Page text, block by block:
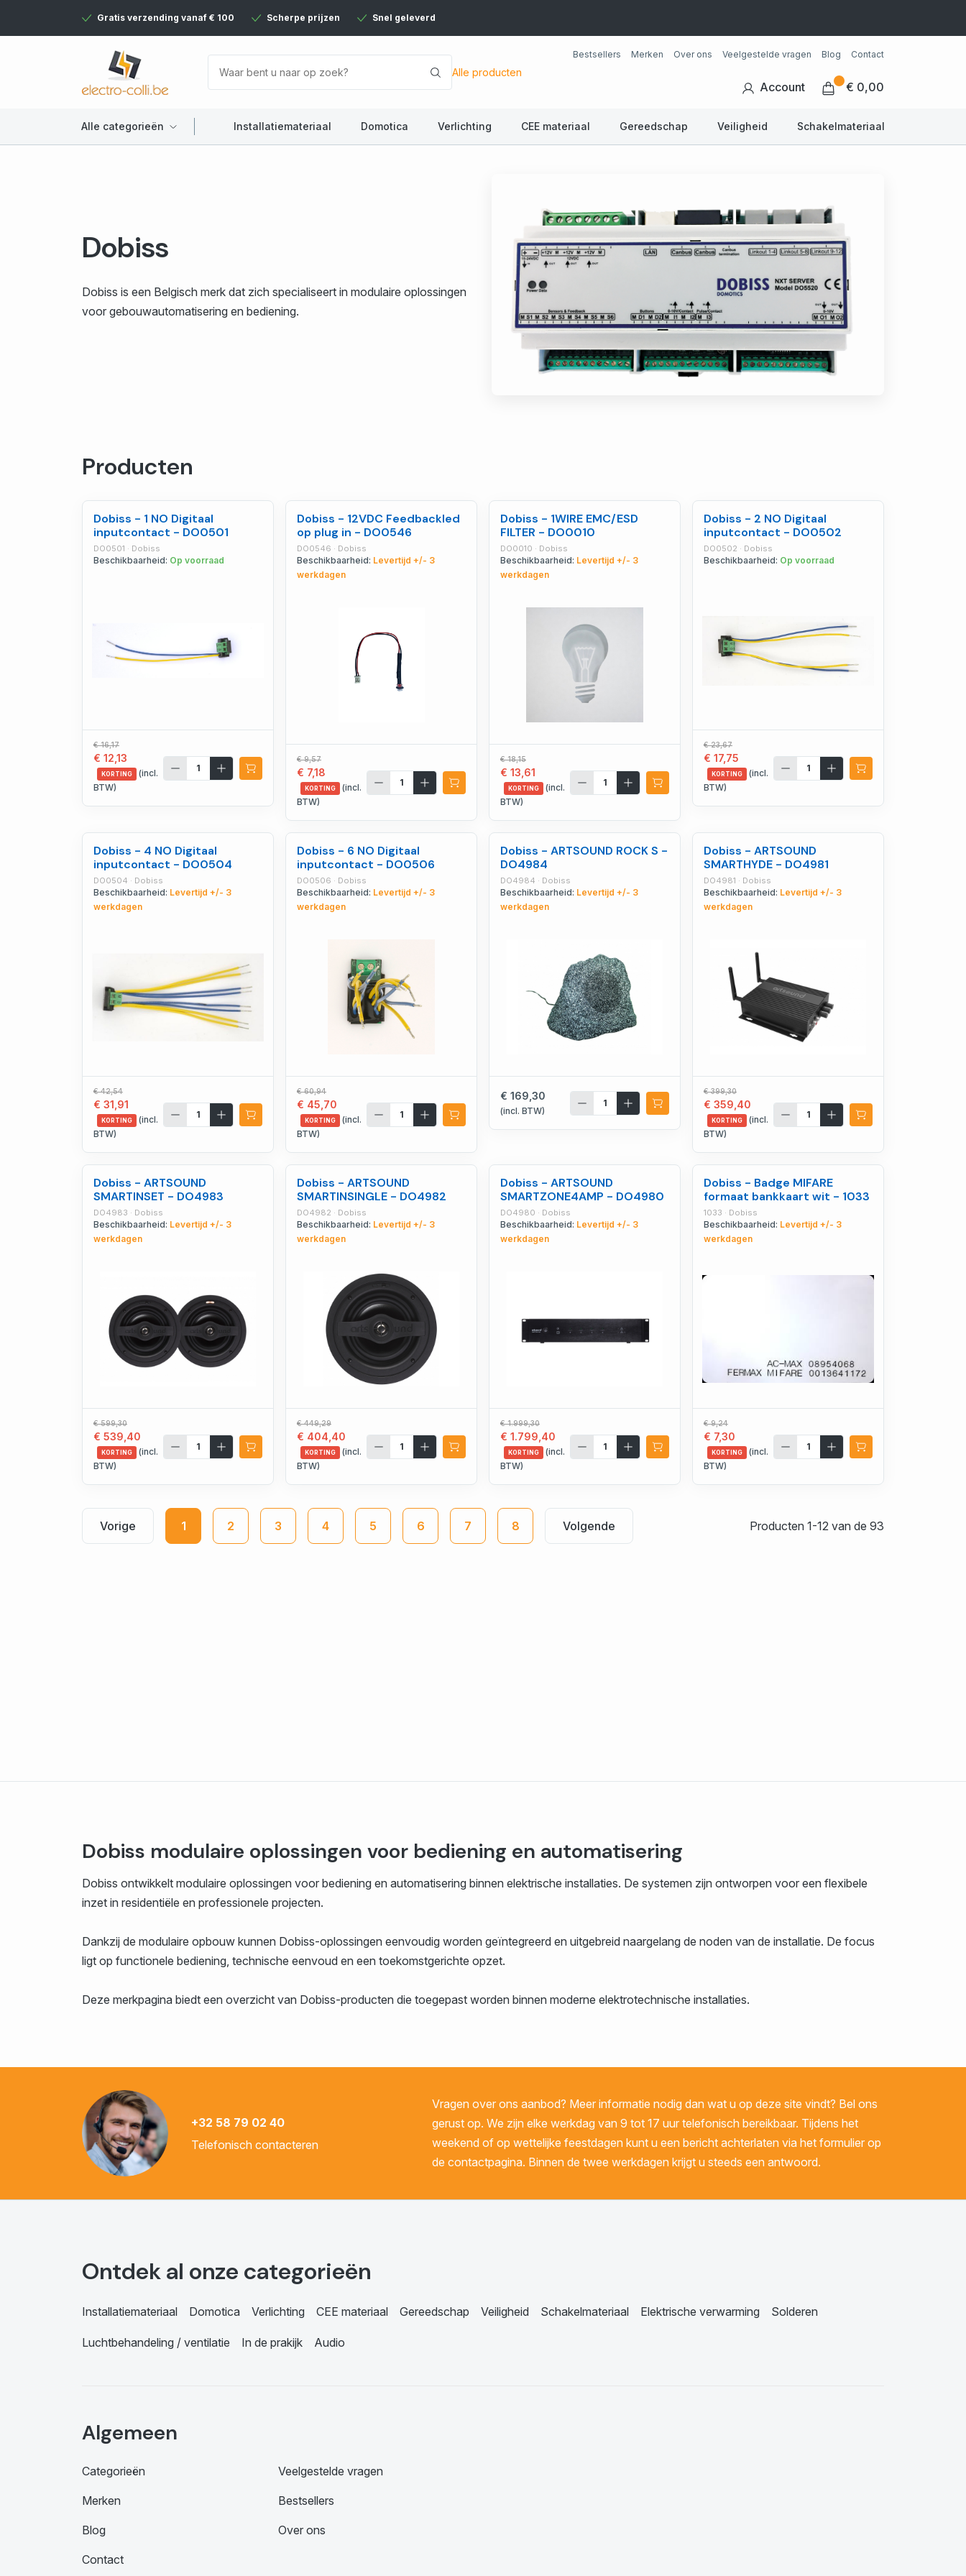
Gratis verzending vanaf € 100 Scherpe prijzen Snel geleverd
Alle producten
Bestsellers Merken Over ons Veelgestelde vragen Blog Contact
Account € 0,00
Alle categorieën Installatiemateriaal Domotica Verlichting CEE materiaal Gereedschap Veiligheid Schakelmateriaal
Dobiss
Dobiss is een Belgisch merk dat zich specialiseert in modulaire oplossingen
voor gebouwautomatisering en bediening.
Producten
Dobiss - 1 NO Digitaal
inputcontact - DO0501
DO0501 · Dobiss
Beschikbaarheid: Op voorraad
€ 16,17
€ 12,13
KORTING
(incl.
BTW)
Dobiss - 12VDC Feedbackled
op plug in - DO0546
DO0546 · Dobiss
Beschikbaarheid: Levertijd +/- 3
werkdagen
€ 9,57
€ 7,18
KORTING
(incl.
BTW)
Dobiss - 1WIRE EMC/ESD
FILTER - DO0010
DO0010 · Dobiss
Beschikbaarheid: Levertijd +/- 3
werkdagen
€ 18,15
€ 13,61
KORTING
(incl.
BTW)
Dobiss - 2 NO Digitaal
inputcontact - DO0502
DO0502 · Dobiss
Beschikbaarheid: Op voorraad
€ 23,67
€ 17,75
KORTING
(incl.
BTW)
Dobiss - 4 NO Digitaal
inputcontact - DO0504
DO0504 · Dobiss
Beschikbaarheid: Levertijd +/- 3
werkdagen
€ 42,54
€ 31,91
KORTING
(incl.
BTW)
Dobiss - 6 NO Digitaal
inputcontact - DO0506
DO0506 · Dobiss
Beschikbaarheid: Levertijd +/- 3
werkdagen
€ 60,94
€ 45,70
KORTING
(incl.
BTW)
Dobiss - ARTSOUND ROCK S -
DO4984
DO4984 · Dobiss
Beschikbaarheid: Levertijd +/- 3
werkdagen
€ 169,30
(incl. BTW)
Dobiss - ARTSOUND
SMARTHYDE - DO4981
DO4981 · Dobiss
Beschikbaarheid: Levertijd +/- 3
werkdagen
€ 399,30
€ 359,40
KORTING
(incl.
BTW)
Dobiss - ARTSOUND
SMARTINSET - DO4983
DO4983 · Dobiss
Beschikbaarheid: Levertijd +/- 3
werkdagen
€ 599,30
€ 539,40
KORTING
(incl.
BTW)
Dobiss - ARTSOUND
SMARTINSINGLE - DO4982
DO4982 · Dobiss
Beschikbaarheid: Levertijd +/- 3
werkdagen
€ 449,29
€ 404,40
KORTING
(incl.
BTW)
Dobiss - ARTSOUND
SMARTZONE4AMP - DO4980
DO4980 · Dobiss
Beschikbaarheid: Levertijd +/- 3
werkdagen
€ 1.999,30
€ 1.799,40
KORTING
(incl.
BTW)
Dobiss - Badge MIFARE
formaat bankkaart wit - 1033
1033 · Dobiss
Beschikbaarheid: Levertijd +/- 3
werkdagen
€ 9,24
€ 7,30
KORTING
(incl.
BTW)
Producten 1-12 van de 93
Vorige 1 2 3 4 5 6 7 8 Volgende
Dobiss modulaire oplossingen voor bediening en automatisering
Dobiss ontwikkelt modulaire oplossingen voor bediening en automatisering binnen elektrische installaties. De systemen zijn ontworpen voor een flexibele
inzet in residentiële en professionele projecten.
Dankzij de modulaire opbouw kunnen Dobiss-oplossingen eenvoudig worden geïntegreerd en uitgebreid naargelang de noden van de installatie. De focus
ligt op functionele bediening, technische eenvoud en een toekomstgerichte opzet.
Deze merkpagina biedt een overzicht van Dobiss-producten die toegepast worden binnen moderne elektrotechnische installaties.
+32 58 79 02 40
Telefonisch contacteren
Vragen over ons aanbod? Meer informatie nodig dan wat u op deze site vindt? Bel ons
gerust op. We zijn elke werkdag van 9 tot 17 uur telefonisch bereikbaar. Tijdens het
weekend of op wettelijke feestdagen kunt u een bericht achterlaten via het formulier op
de contactpagina. Binnen de twee werkdagen krijgt u steeds een antwoord.
Ontdek al onze categorieën
Installatiemateriaal Domotica Verlichting CEE materiaal Gereedschap Veiligheid Schakelmateriaal Elektrische verwarming Solderen
Luchtbehandeling / ventilatie In de prakijk Audio
Algemeen
Categorieën Veelgestelde vragen
Merken Bestsellers
Blog Over ons
Contact